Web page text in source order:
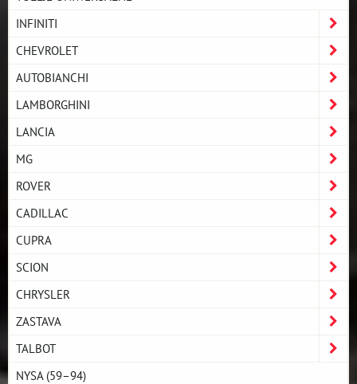
INFINITI
CHEVROLET
AUTOBIANCHI
LAMBORGHINI
LANCIA
MG
ROVER
CADILLAC
CUPRA
SCION
CHRYSLER
ZASTAVA
TALBOT
NYSA (59–94)